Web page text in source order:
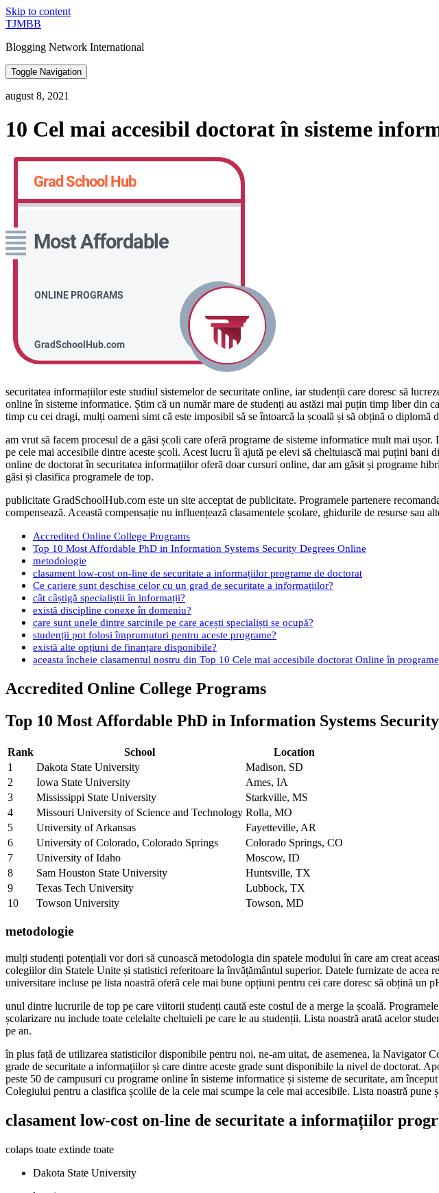
Skip to content
TJMBB
Blogging Network International
Toggle Navigation
august 8, 2021
10 Cel mai accesibil doctorat în sisteme
securitatea informațiilor este studiul sistemelor de securitate online, iar studenții care doresc să
online în sisteme informatice. Știm că un număr mare de studenți au astăzi mai puțin timp liber din
timp cu cei dragi, mulți oameni simt că este imposibil să se întoarcă la școală și să obțină o diplomă
am vrut să facem procesul de a găsi școli care oferă programe de sisteme informatice mult mai
pe cele mai accesibile dintre aceste școli. Acest lucru îi ajută pe elevi să cheltuiască mai puțini
online de doctorat în securitatea informațiilor oferă doar cursuri online, dar am găsit și programe
găsi și clasifica programele de top.
publicitate GradSchoolHub.com este un site acceptat de publicitate. Programele partenere
compensează. Această compensație nu influențează clasamentele școlare, ghidurile de resurse sau
Accredited Online College Programs
Top 10 Most Affordable PhD in Information Systems Security Degrees Online
metodologie
clasament low-cost on-line de securitate a informațiilor programe de doctorat
Ce cariere sunt deschise celor cu un grad de securitate a informațiilor?
cât câștigă specialiștii în informații?
există discipline conexe în domeniu?
care sunt unele dintre sarcinile pe care acești specialiști se ocupă?
studenții pot folosi împrumuturi pentru aceste programe?
există alte opțiuni de finanțare disponibile?
aceasta încheie clasamentul nostru din Top 10 Cele mai accesibile doctorat Online în
Accredited Online College Programs
Top 10 Most Affordable PhD in Information Systems
Rank School
Location
1
Dakota State University
Madison, SD
2
Iowa State University
Ames, IA
3
Mississippi State University
Starkville, MS
4
Missouri University of Science and Technology Rolla, MO
5
University of Arkansas
Fayetteville, AR
6
University of Colorado, Colorado Springs
Colorado Springs, CO
7
University of Idaho
Moscow, ID
8
Sam Houston State University
Huntsville, TX
9
Texas Tech University
Lubbock, TX
10
Towson University Towson, MD
metodologie
mulți studenți potențiali vor dori să cunoască metodologia din spatele modului în care am creat
colegiilor din Statele Unite și statistici referitoare la învățământul superior. Datele furnizate de
universitare incluse pe lista noastră oferă cele mai bune opțiuni pentru cei care doresc să obțină
unul dintre lucrurile de top pe care viitorii studenți caută este costul de a merge la școală.
școlarizare nu include toate celelalte cheltuieli pe care le au studenții. Lista noastră arată acelor
pe an.
în plus față de utilizarea statisticilor disponibile pentru noi, ne-am uitat, de asemenea, la Navigator
grade de securitate a informațiilor și care dintre aceste grade sunt disponibile la nivel de doctorat.
peste 50 de campusuri cu programe online în sisteme informatice și sisteme de securitate, am
Colegiului pentru a clasifica școlile de la cele mai scumpe la cele mai accesibile. Lista noastră pune
clasament low-cost on-line de securitate a informațiilor
colaps toate extinde toate
Dakota State University